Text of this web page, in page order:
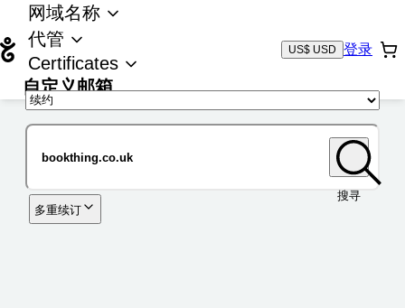
网域名称
代管
Certificates
自定义邮箱
US$ USD 登录
搜寻
多重续订